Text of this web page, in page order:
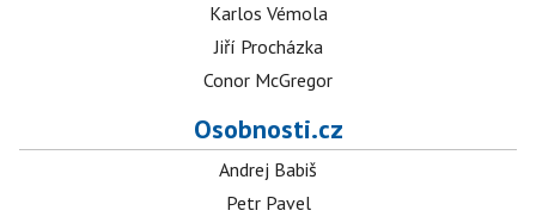
Karlos Vémola
Jiří Procházka
Conor McGregor
Osobnosti.cz
Andrej Babiš
Petr Pavel